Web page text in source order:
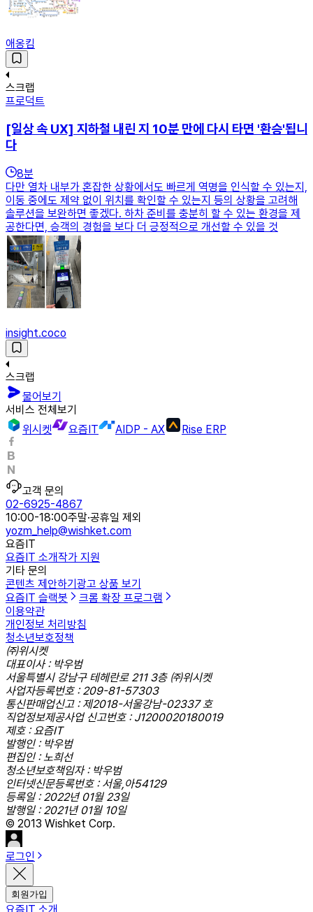
애옹킴
스크랩
프로덕트
[일상 속 UX] 지하철 내린 지 10분 만에 다시 타면 '환승'됩니
다
8분
다만 열차 내부가 혼잡한 상황에서도 빠르게 역명을 인식할 수 있는지,
이동 중에도 제약 없이 위치를 확인할 수 있는지 등의 상황을 고려해
솔루션을 보완하면 좋겠다. 하차 준비를 충분히 할 수 있는 환경을 제
공한다면, 승객의 경험을 보다 더 긍정적으로 개선할 수 있을 것
insight.coco
스크랩
물어보기
서비스 전체보기
위시켓
요즘IT AIDP - AX Rise ERP
고객 문의
02-6925-4867
10:00-18:00주말·공휴일 제외
yozm_help@wishket.com
요즘IT
요즘IT 소개작가 지원
기타 문의
콘텐츠 제안하기광고 상품 보기
요즘IT 슬랙봇
크롬 확장 프로그램
이용약관
개인정보 처리방침
청소년보호정책
㈜위시켓
대표이사 : 박우범
서울특별시 강남구 테헤란로 211 3층 ㈜위시켓
사업자등록번호 : 209-81-57303
통신판매업신고 : 제2018-서울강남-02337 호
직업정보제공사업 신고번호 : J1200020180019
제호 : 요즘IT
발행인 : 박우범
편집인 : 노희선
청소년보호책임자 : 박우범
인터넷신문등록번호 : 서울,아54129
등록일 : 2022년 01월 23일
발행일 : 2021년 01월 10일
© 2013 Wishket Corp.
로그인
회원가입